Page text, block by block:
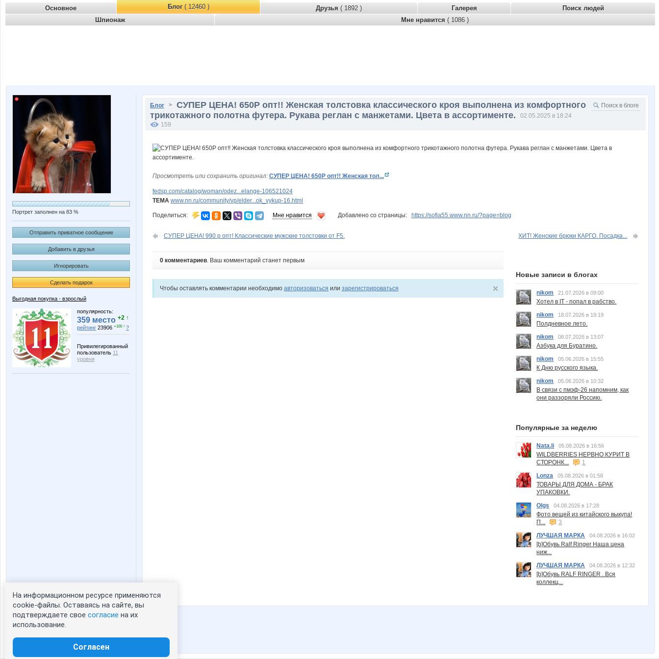
Основное Блог( 12460 ) Друзья ( 1892 ) Галерея
Поиск людей
Шпионаж
Мне нравится ( 1086 )
Портрет заполнен на 83 %
Отправить приватное сообщение
Добавить в друзья
Игнорировать
Сделать подарок
Выгодная покупка - взрослый
популярность:
359 место +2 ↑
рейтинг 23906 +100 ↑ ?
Привилегированный
пользователь 11
уровня
Статистика портрета:
сейчас просматривают портрет - 0
зарегистрированные пользователи
Блог > СУПЕР ЦЕНА! 650Р опт!! Женская толстовка классического кроя выполнена из комфортного
трикотажного полотна футера. Рукава реглан с манжетами. Цвета в ассортименте.
02.05.2025 в 18:24
159
Просмотреть или сохранить оригинал: СУПЕР ЦЕНА! 650Р опт!! Женская тол...
fedsp.com/catalog/woman/odez...elange-106521024
ТЕМА www.nn.ru/community/vp/elder...ok_vykup-16.html
Поделиться: Мне нравится Добавлено со страницы: https://sofia55.www.nn.ru/?page=blog
СУПЕР ЦЕНА! 990 р опт! Классические мужские толстовки от F5. ХИТ! Женские брюки КАРГО. Посадка...
0 комментариев. Ваш комментарий станет первым
Чтобы оставлять комментарии необходимо авторизоваться или зарегистрироваться
Новые записи в блогах
nikom 21.07.2026 в 09:00
Хотел в IT - попал в рабство.
nikom
18.07.2026 в 19:19
Полдневное лето.
nikom
08.07.2026 в 13:07
Азбука для Буратино.
nikom
05.06.2026 в 15:55
К Дню русского языка.
nikom
05.06.2026 в 10:32
В связи с пмэф-26 напомним, как
они раззоряли Россию.
Популярные за неделю
Nata.li 05.08.2026 в 16:56
WILDBERRIES НЕРВНО КУРИТ В
СТОРОНК...
1
Lonza
05.08.2026 в 01:58
ТОВАРЫ ДЛЯ ДОМА - БРАК
УПАКОВКИ.
Olgs
04.08.2026 в 17:28
Фото вещей из китайского выкупа!
П...
3
ЛУЧШАЯ МАРКА
04.08.2026 в 16:02
[b]Обувь Ralf Ringer Наша цена
ниж...
ЛУЧШАЯ МАРКА
04.08.2026 в 12:32
[b]Обувь RALF RINGER . Вся
коллекц...
На информационном ресурсе применяются
cookie-файлы. Оставаясь на сайте, вы
подтверждаете свое согласие на их
использование.
Согласен